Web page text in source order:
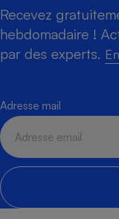
Recevez
hebdomadaire !
par des experts.
Adresse mail